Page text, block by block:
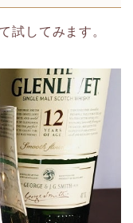
試してみます。